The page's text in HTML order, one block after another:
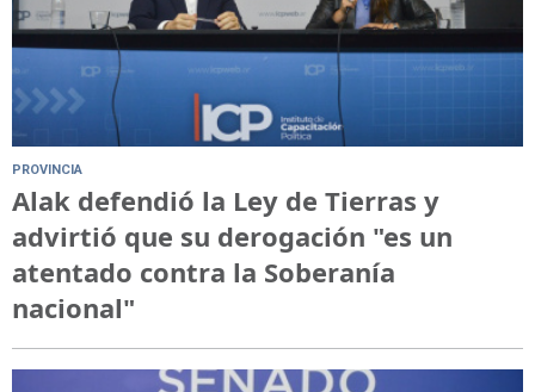
PROVINCIA
Alak defendió la Ley de Tierras y
advirtió que su derogación "es un
atentado contra la Soberanía
nacional"